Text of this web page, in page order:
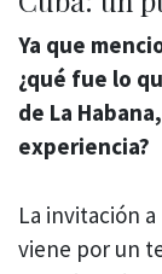
Ya que
¿qué fue lo
de La Habana
experiencia?
La invitación
viene por un